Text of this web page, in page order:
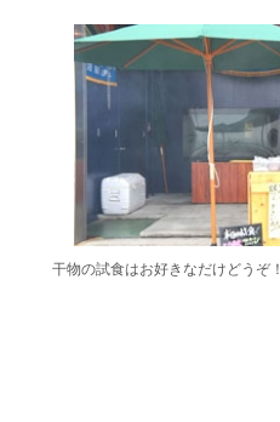
干物の試食はお好きなだけどうぞ！